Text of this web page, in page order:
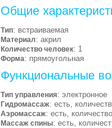
Общие
Тип: встраиваемая
Материал: акрил
Количество человек: 1
Форма: прямоугольная
Функциональные
Тип управления: электронное
Гидромассаж: есть,
Аэромассаж: есть,
Массаж спины: есть,